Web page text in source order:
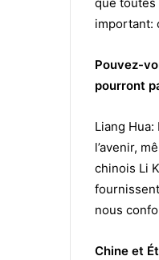
important:
Pouvez-
pourront
Liang
l’avenir,
chinois Li
nous
Chine et